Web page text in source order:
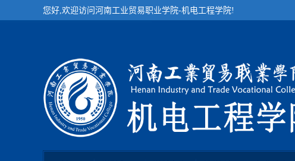
您好,欢迎访问河南工业贸易职业学院-机电工程学院!